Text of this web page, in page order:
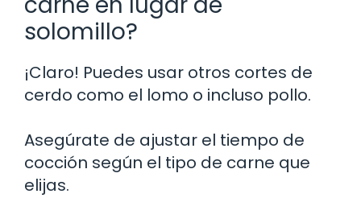
solomillo?
¡Claro! Puedes usar otros cortes de
cerdo como el lomo o incluso pollo.
Asegúrate de ajustar el tiempo de
cocción según el tipo de carne que
elijas.